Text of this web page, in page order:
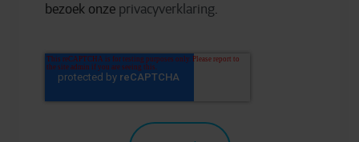
bezoek onze privacyverklaring.